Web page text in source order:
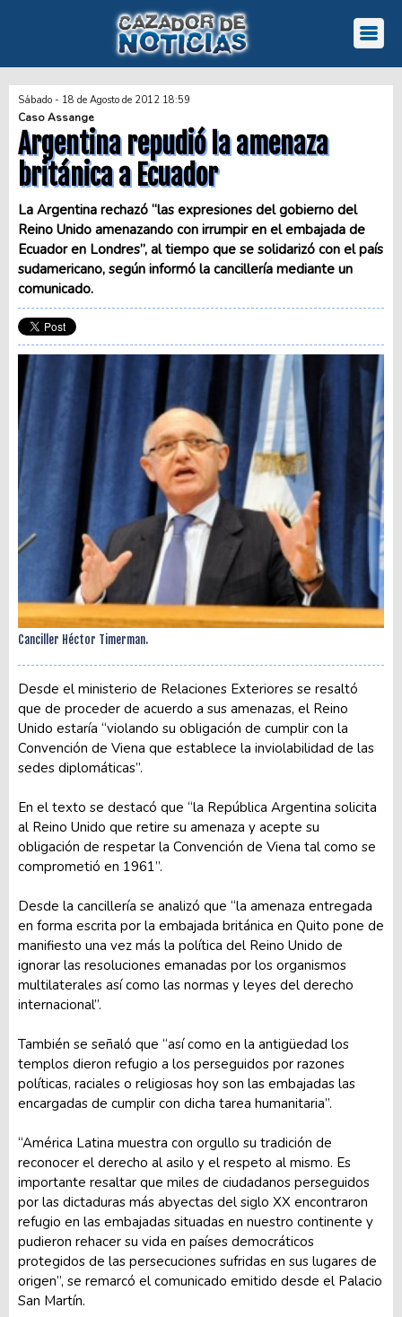
Sábado - 18 de Agosto de 2012 18:59
Caso Assange
Argentina repudió la amenaza
británica a Ecuador
La Argentina rechazó “las expresiones del gobierno del
Reino Unido amenazando con irrumpir en el embajada de
Ecuador en Londres”, al tiempo que se solidarizó con el país
sudamericano, según informó la cancillería mediante un
comunicado.
Canciller Héctor Timerman.
Desde el ministerio de Relaciones Exteriores se resaltó
que de proceder de acuerdo a sus amenazas, el Reino
Unido estaría “violando su obligación de cumplir con la
Convención de Viena que establece la inviolabilidad de las
sedes diplomáticas”.
En el texto se destacó que “la República Argentina solicita
al Reino Unido que retire su amenaza y acepte su
obligación de respetar la Convención de Viena tal como se
comprometió en 1961”.
Desde la cancillería se analizó que “la amenaza entregada
en forma escrita por la embajada británica en Quito pone de
manifiesto una vez más la política del Reino Unido de
ignorar las resoluciones emanadas por los organismos
multilaterales así como las normas y leyes del derecho
internacional”.
También se señaló que “así como en la antigüedad los
templos dieron refugio a los perseguidos por razones
políticas, raciales o religiosas hoy son las embajadas las
encargadas de cumplir con dicha tarea humanitaria”.
“América Latina muestra con orgullo su tradición de
reconocer el derecho al asilo y el respeto al mismo. Es
importante resaltar que miles de ciudadanos perseguidos
por las dictaduras más abyectas del siglo XX encontraron
refugio en las embajadas situadas en nuestro continente y
pudieron rehacer su vida en países democráticos
protegidos de las persecuciones sufridas en sus lugares de
origen”, se remarcó el comunicado emitido desde el Palacio
San Martín.